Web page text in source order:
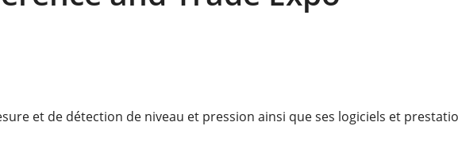
et de détection de niveau et pression ainsi que ses logiciels et